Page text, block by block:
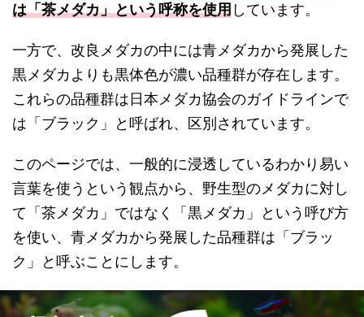
は「茶メダカ」という呼称を使用しています。
一方で、改良メダカの中には青メダカから発展した
黒メダカよりも黒体色が濃い品種群が存在します。
これらの品種群は日本メダカ協会のガイドラインで
は「ブラック」と呼ばれ、区別されています。
このページでは、一般的に浸透しているわかり易い
言葉を使うという観点から、野生型のメダカに対し
て「茶メダカ」ではなく「黒メダカ」という呼び方
を使い、青メダカから発展した品種群は「ブラッ
ク」と呼ぶことにします。